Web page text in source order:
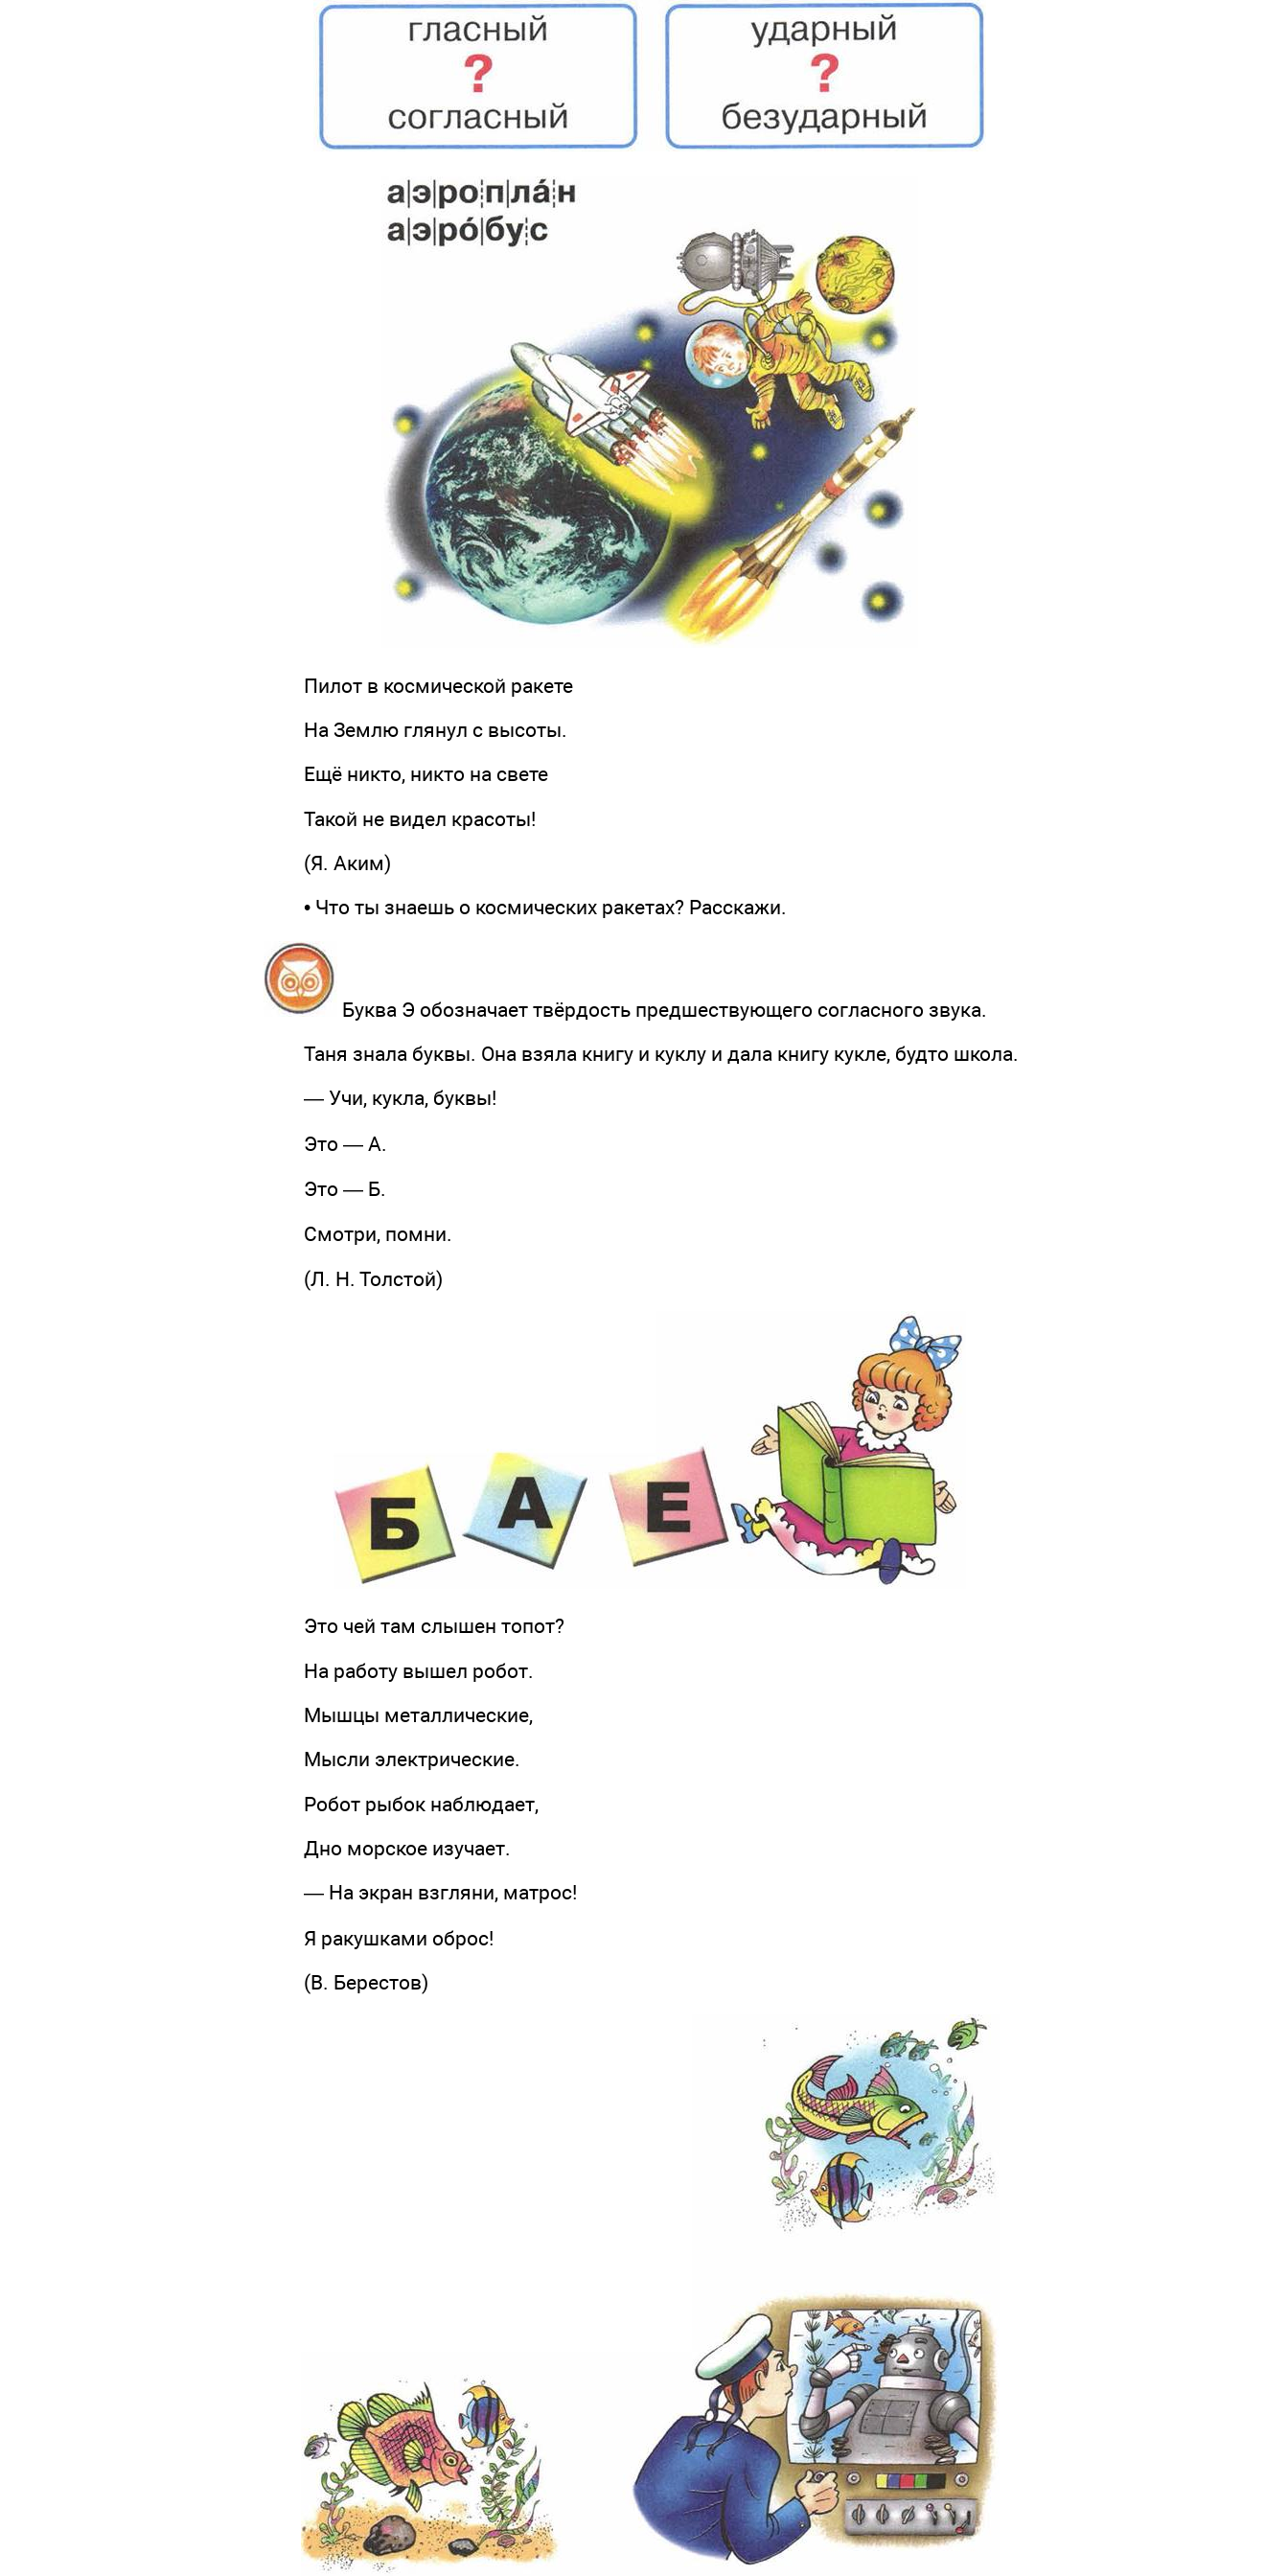
Пилот в космической ракете
На Землю глянул с высоты.
Ещё никто, никто на свете
Такой не видел красоты!
(Я. Аким)
• Что ты знаешь о космических ракетах? Расскажи.
Буква Э обозначает твёрдость предшествующего согласного звука.
Таня знала буквы. Она взяла книгу и куклу и дала книгу кукле, будто школа.
— Учи, кукла, буквы!
Это — А.
Это — Б.
Смотри, помни.
(Л. Н. Толстой)
Это чей там слышен топот?
На работу вышел робот.
Мышцы металлические,
Мысли электрические.
Робот рыбок наблюдает,
Дно морское изучает.
— На экран взгляни, матрос!
Я ракушками оброс!
(В. Берестов)